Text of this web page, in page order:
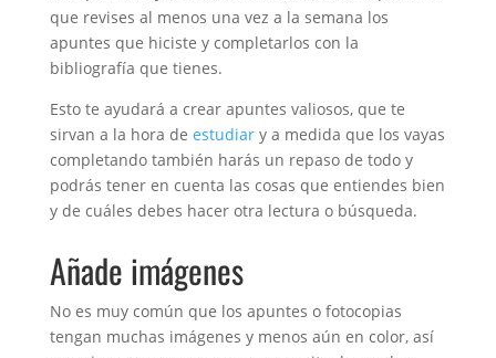
que revises al menos una vez a la semana los
apuntes que hiciste y completarlos con la
bibliografía que tienes.
Esto te ayudará a crear apuntes valiosos, que te
sirvan a la hora de estudiary a medida que los vayas
completando también harás un repaso de todo y
podrás tener en cuenta las cosas que entiendes bien
y de cuáles debes hacer otra lectura o búsqueda.
Añade imágenes
No es muy común que los apuntes o fotocopias
tengan muchas imágenes y menos aún en color, así